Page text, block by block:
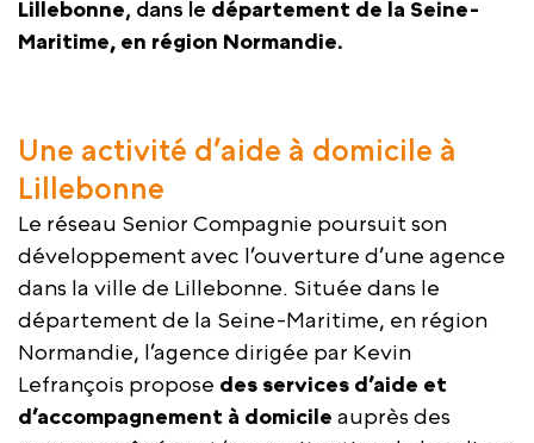
Lillebonne, dans le département de la Seine-
Maritime, en région Normandie.
Une activité d’aide à domicile à
Lillebonne
Le réseau Senior Compagnie poursuit son
développement avec l’ouverture d’une agence
dans la ville de Lillebonne. Située dans le
département de la Seine-Maritime, en région
Normandie, l’agence dirigée par Kevin
Lefrançois propose des services d’aide et
d’accompagnement à domicile auprès des